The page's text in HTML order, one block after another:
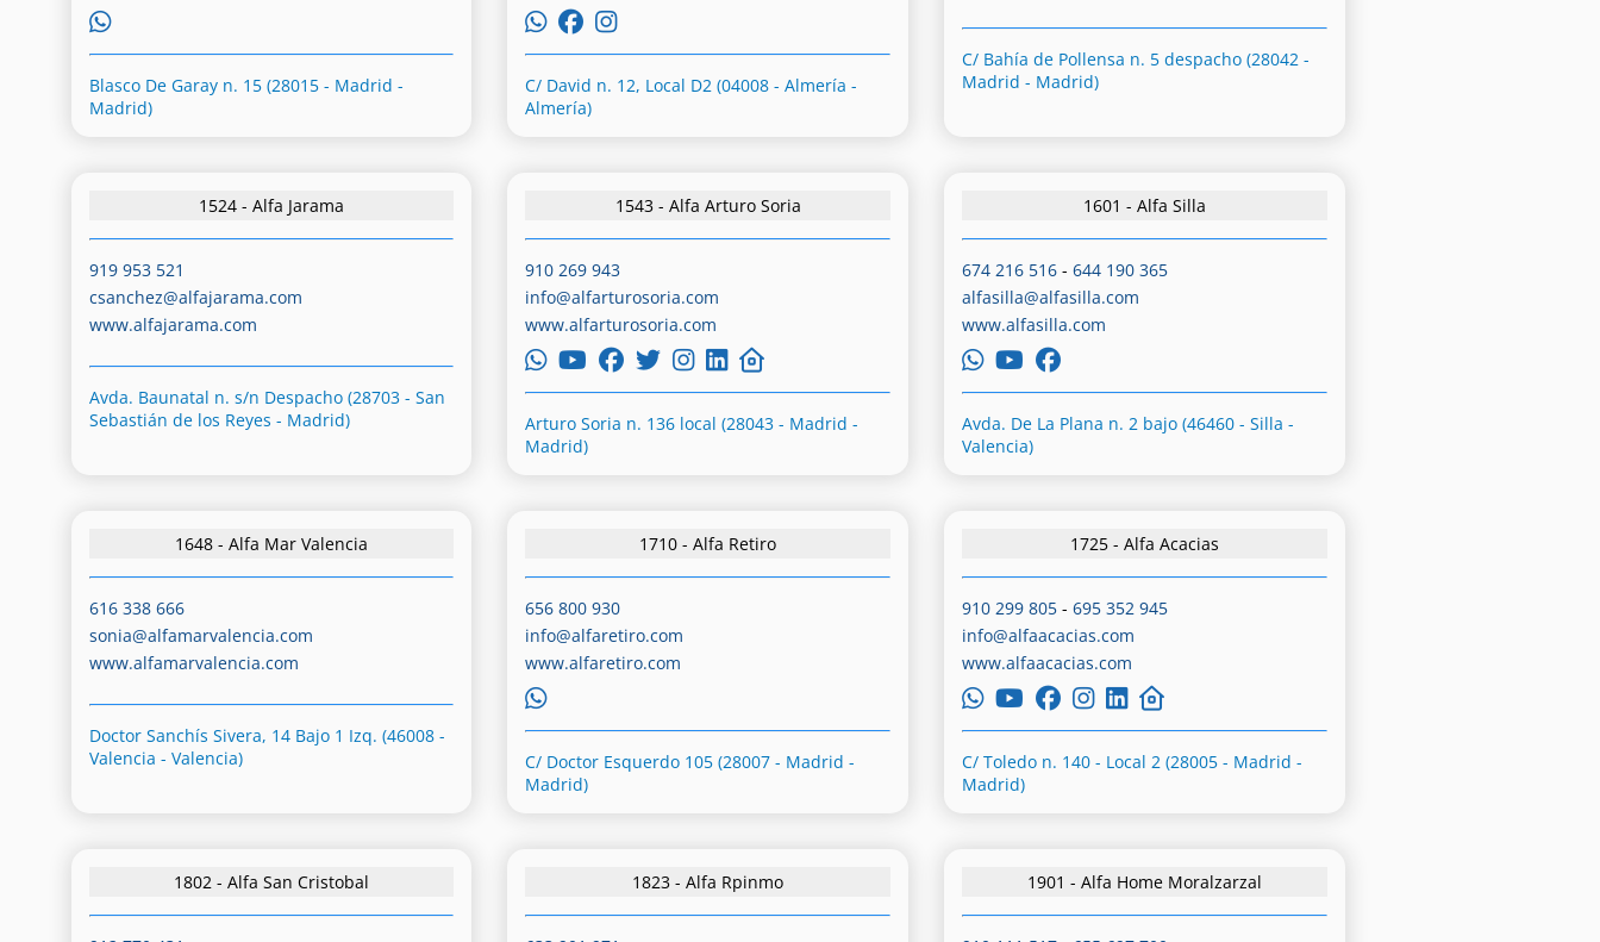
Blasco De Garay n. 15 (28015 - Madrid -
Madrid)
C/ David n. 12, Local D2 (04008 - Almería -
Almería)
C/ Bahía de Pollensa n. 5 despacho (28042 -
Madrid - Madrid)
1524 - Alfa Jarama
919 953 521
csanchez@alfajarama.com
www.alfajarama.com
Avda. Baunatal n. s/n Despacho (28703 - San
Sebastián de los Reyes - Madrid)
1543 - Alfa Arturo Soria
910 269 943
info@alfarturosoria.com
www.alfarturosoria.com
Arturo Soria n. 136 local (28043 - Madrid -
Madrid)
1601 - Alfa Silla
674 216 516 -644 190 365
alfasilla@alfasilla.com
www.alfasilla.com
Avda. De La Plana n. 2 bajo (46460 - Silla -
Valencia)
1648 - Alfa Mar Valencia
616 338 666
sonia@alfamarvalencia.com
www.alfamarvalencia.com
Doctor Sanchís Sivera, 14 Bajo 1 Izq. (46008 -
Valencia - Valencia)
1710 - Alfa Retiro
656 800 930
info@alfaretiro.com
www.alfaretiro.com
C/ Doctor Esquerdo 105 (28007 - Madrid -
Madrid)
1725 - Alfa Acacias
910 299 805 -695 352 945
info@alfaacacias.com
www.alfaacacias.com
C/ Toledo n. 140 - Local 2 (28005 - Madrid -
Madrid)
1802 - Alfa San Cristobal 1823 - Alfa Rpinmo 1901 - Alfa Home Moralzarzal